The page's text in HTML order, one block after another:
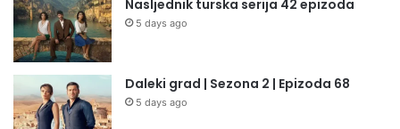
Nasljednik turska serija 42 epizoda
5 days ago
Daleki grad | Sezona 2 | Epizoda 68
5 days ago